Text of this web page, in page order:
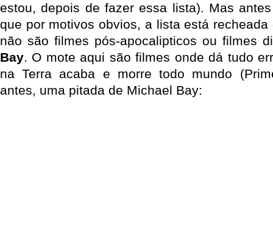
estou, depois de fazer essa lista). Mas
que por motivos obvios, a lista está recheada
não são filmes pós-apocalipticos ou filmes
Bay. O mote aqui são filmes onde dá tudo
na Terra acaba e morre todo mundo
antes, uma pitada de Michael Bay: